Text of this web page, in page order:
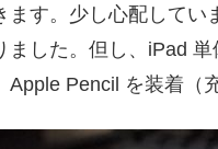
す。少し心配してい
した。但し、iPad
Pencil を装着（